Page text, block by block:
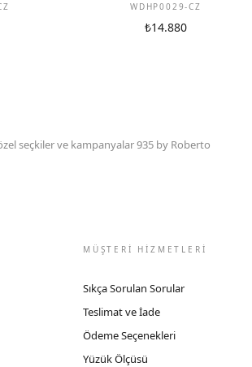
WDHP0029-CZ
₺14.880
seçkiler ve kampanyalar 935 by Roberto
MÜŞTERİ HİZMETLERİ
Sıkça Sorulan Sorular
Teslimat ve İade
Ödeme Seçenekleri
Yüzük Ölçüsü